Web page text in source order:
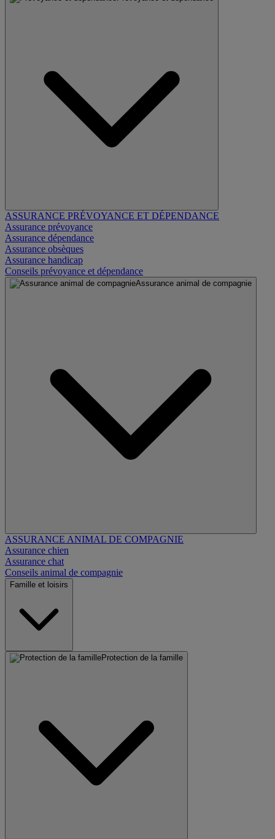
ASSURANCE PRÉVOYANCE ET DÉPENDANCE
Assurance prévoyance
Assurance dépendance
Assurance obsèques
Assurance handicap
Conseils prévoyance et dépendance
Assurance animal de compagnie
ASSURANCE ANIMAL DE COMPAGNIE
Assurance chien
Assurance chat
Conseils animal de compagnie
Famille et loisirs
Protection de la famille